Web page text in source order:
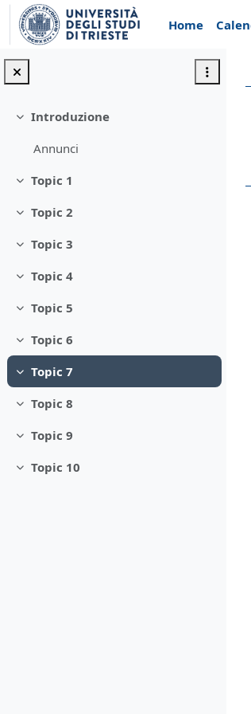
Vai al contenuto principale
Home
Minimizza
Introduzione
Annunci
Minimizza
Topic 1
Minimizza
Topic 2
Minimizza
Topic 3
Minimizza
Topic 4
Minimizza
Topic 5
Minimizza
Topic 6
Minimizza
Topic 7
Minimizza
Topic 8
Minimizza
Topic 9
Minimizza
Topic 10